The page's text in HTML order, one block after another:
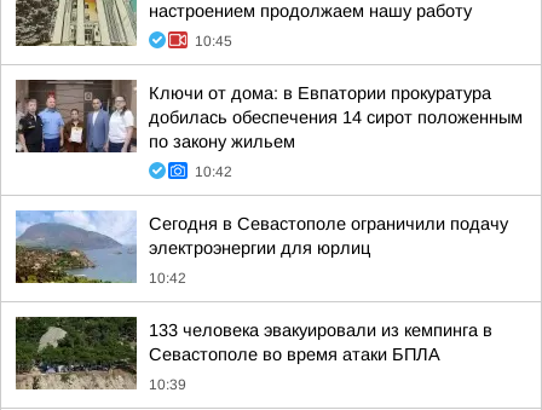
настроением продолжаем нашу работу
10:45
Ключи от дома: в Евпатории прокуратура
добилась обеспечения 14 сирот положенным
по закону жильем
10:42
Сегодня в Севастополе ограничили подачу
электроэнергии для юрлиц
10:42
133 человека эвакуировали из кемпинга в
Севастополе во время атаки БПЛА
10:39